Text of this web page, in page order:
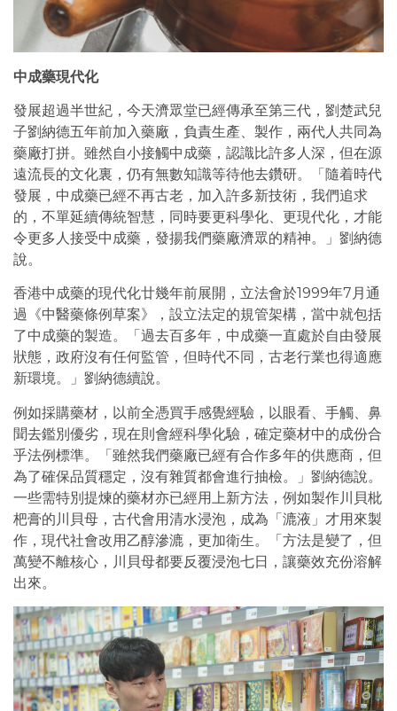
中成藥現代化
發展超過半世紀，今天濟眾堂已經傳承至第三代，劉楚武兒
子劉納德五年前加入藥廠，負責生產、製作，兩代人共同為
藥廠打拼。雖然自小接觸中成藥，認識比許多人深，但在源
遠流長的文化裏，仍有無數知識等待他去鑽研。「隨着時代
發展，中成藥已經不再古老，加入許多新技術，我們追求
的，不單延續傳統智慧，同時要更科學化、更現代化，才能
令更多人接受中成藥，發揚我們藥廠濟眾的精神。」劉納德
說。
香港中成藥的現代化廿幾年前展開，立法會於1999年7月通
過《中醫藥條例草案》，設立法定的規管架構，當中就包括
了中成藥的製造。「過去百多年，中成藥一直處於自由發展
狀態，政府沒有任何監管，但時代不同，古老行業也得適應
新環境。」劉納德續說。
例如採購藥材，以前全憑買手感覺經驗，以眼看、手觸、鼻
聞去鑑別優劣，現在則會經科學化驗，確定藥材中的成份合
乎法例標準。「雖然我們藥廠已經有合作多年的供應商，但
為了確保品質穩定，沒有雜質都會進行抽檢。」劉納德說。
一些需特別提煉的藥材亦已經用上新方法，例如製作川貝枇
杷膏的川貝母，古代會用清水浸泡，成為「漉液」才用來製
作，現代社會改用乙醇滲漉，更加衛生。「方法是變了，但
萬變不離核心，川貝母都要反覆浸泡七日，讓藥效充份溶解
出來。